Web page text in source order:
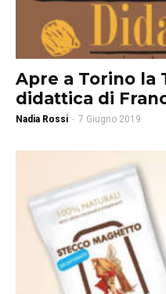
Apre a Torino la
didattica di
Nadia Rossi - 7 Giugno 2019